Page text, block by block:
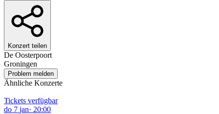
Konzert teilen
De Oosterpoort
Groningen
Problem melden
Ähnliche Konzerte
Tickets verfügbar
do 7 jan· 20:00